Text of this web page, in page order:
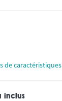
de caractéristiques
inclus